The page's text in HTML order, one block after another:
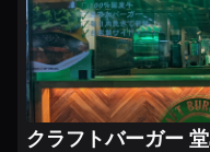
クラフトバーガー